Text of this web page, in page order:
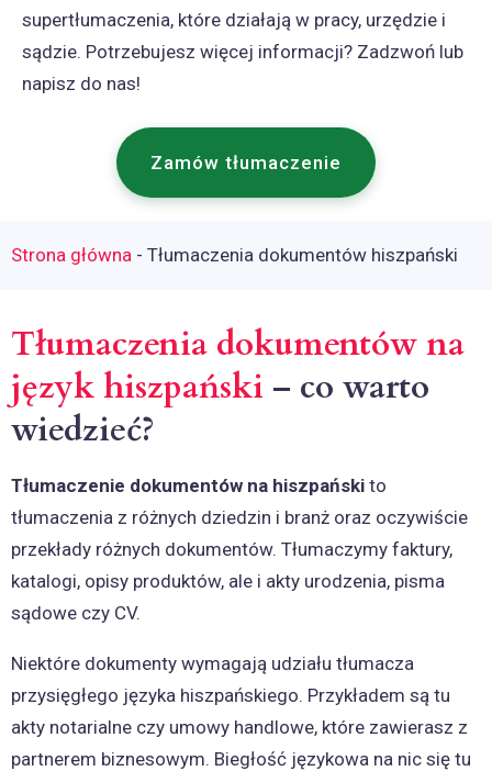
supertłumaczenia, które działają w pracy, urzędzie i
sądzie. Potrzebujesz więcej informacji? Zadzwoń lub
napisz do nas!
Zamów tłumaczenie
Strona główna - Tłumaczenia dokumentów hiszpański
Tłumaczenia dokumentów na
język hiszpański – co warto
wiedzieć?
Tłumaczenie dokumentów na hiszpański to
tłumaczenia z różnych dziedzin i branż oraz oczywiście
przekłady różnych dokumentów. Tłumaczymy faktury,
katalogi, opisy produktów, ale i akty urodzenia, pisma
sądowe czy CV.
Niektóre dokumenty wymagają udziału tłumacza
przysięgłego języka hiszpańskiego. Przykładem są tu
akty notarialne czy umowy handlowe, które zawierasz z
partnerem biznesowym. Biegłość językowa na nic się tu